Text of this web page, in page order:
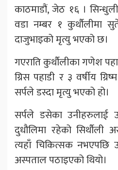
काठमाडौं, जेठ १६ ।
वडा नम्बर १ कुर्थौलीमा
दाजुभाइको मृत्यु भएको छ।
गएराति कुर्थौलीका गणेश
ग्रिस पहाडी र ३ वर्षीय
सर्पले डस्दा मृत्यु भएको हो।
सर्पले डसेका उनीहरुलाई
दुधौलिमा रहेको सिर्थौली
त्यहाँ चिकित्सक नभएपछि
अस्पताल पठाइएको थियो।